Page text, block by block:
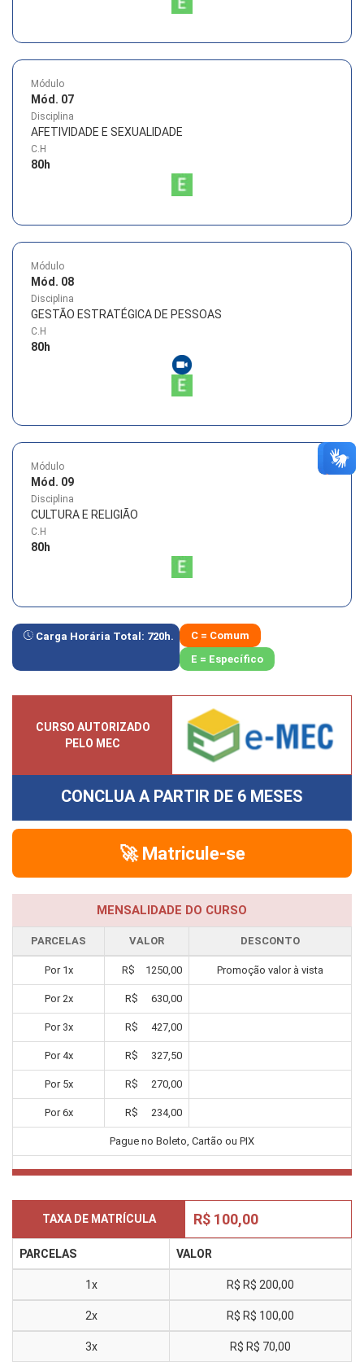
Módulo
Mód. 07
Disciplina
AFETIVIDADE E SEXUALIDADE
C.H
80h
Módulo
Mód. 08
Disciplina
GESTÃO ESTRATÉGICA DE PESSOAS
C.H
80h
Módulo
Mód. 09
Disciplina
CULTURA E RELIGIÃO
C.H
80h
Carga Horária Total: 720h.
C = Comum
E = Específico
CURSO AUTORIZADO
PELO MEC
CONCLUA A PARTIR DE 6 MESES
🚀 Matricule-se
MENSALIDADE DO CURSO
PARCELAS VALOR DESCONTO
Por 1x R$ 1250,00 Promoção valor à vista
Por2x R$ 630,00
Por 3x R$ 427,00
Por4x R$ 327,50
Por 5x R$ 270,00
Por6x R$ 234,00
Pague no Boleto, Cartão ou PIX
TAXA DE MATRÍCULA R$ 100,00
PARCELAS VALOR
1x R$ R$ 200,00
2x R$ R$ 100,00
3x R$ R$ 70,00